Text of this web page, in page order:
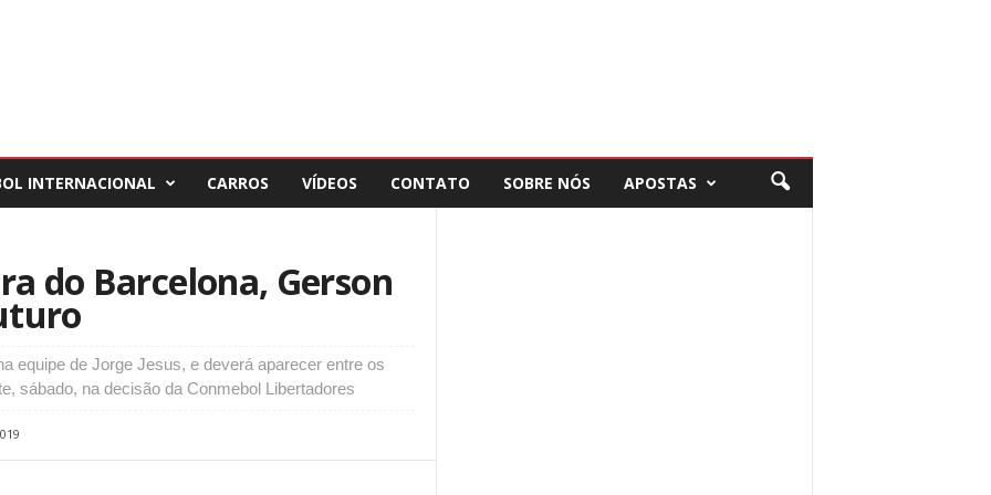
INTERNACIONAL CARROS VÍDEOS CONTATO SOBRE NÓS APOSTAS
do Barcelona, Gerson
equipe de Jorge Jesus, e deverá aparecer entre os
sábado, na decisão da Conmebol Libertadores